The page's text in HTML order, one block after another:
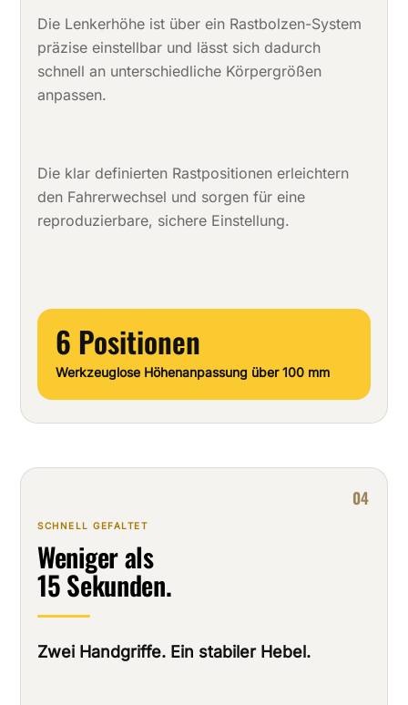
Die Lenkerhöhe ist über ein Rastbolzen-System
präzise einstellbar und lässt sich dadurch
schnell an unterschiedliche Körpergrößen
anpassen.
Die klar definierten Rastpositionen erleichtern
den Fahrerwechsel und sorgen für eine
reproduzierbare, sichere Einstellung.
6 Positionen
Werkzeuglose Höhenanpassung über 100 mm
04
SCHNELL GEFALTET
Weniger als
15 Sekunden.
Zwei Handgriffe. Ein stabiler Hebel.